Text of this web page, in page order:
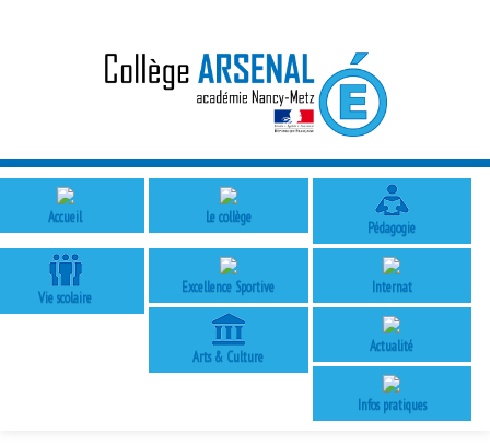
Accueil Le collège
Pédagogie
Vie scolaire
Excellence Sportive Internat
Arts & Culture
Actualité
Infos pratiques